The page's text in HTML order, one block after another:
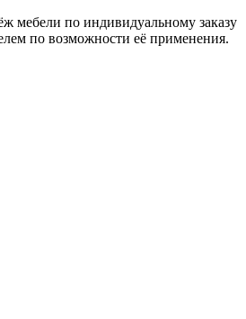
мебели по индивидуальному заказу
по возможности её применения.